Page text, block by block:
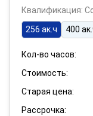
Квалификация:
256 ак.ч
400
Кол-во часов:
Стоимость:
Старая цена:
Рассрочка: